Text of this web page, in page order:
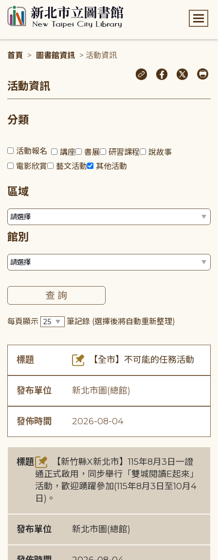
首頁 > 圖書館資訊 > 活動資訊
活動資訊
分類
活動報名 講座 書展 研習課程
說故事
電影欣賞
藝文活動 其他活動
區域
館別
每頁顯示 筆記錄 (選擇後將自動重新整理)
標題 【全市】不可能的任務活動
發布單位 新北市圖(總館)
發佈時間 2026-08-04
標題
【新竹縣X新北市】115年8月3日一證
通正式啟用，同步舉行「雙城閱讀E起來」
活動，歡迎踴躍參加(115年8月3日至10月4
日)。
發布單位 新北市圖(總館)